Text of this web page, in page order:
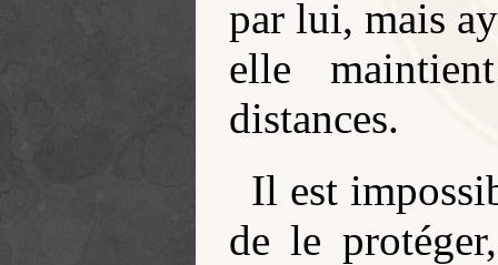
par lui, mais
elle
distances.
Il est
de le